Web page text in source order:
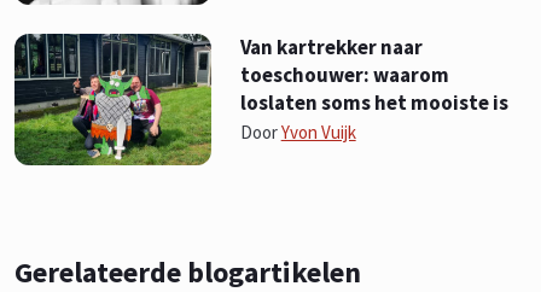
Van kartrekker naar
toeschouwer: waarom
loslaten soms het mooiste is
DoorYvon Vuijk
Gerelateerde blogartikelen